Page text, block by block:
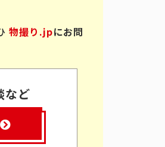
物撮り.jpにお問
など